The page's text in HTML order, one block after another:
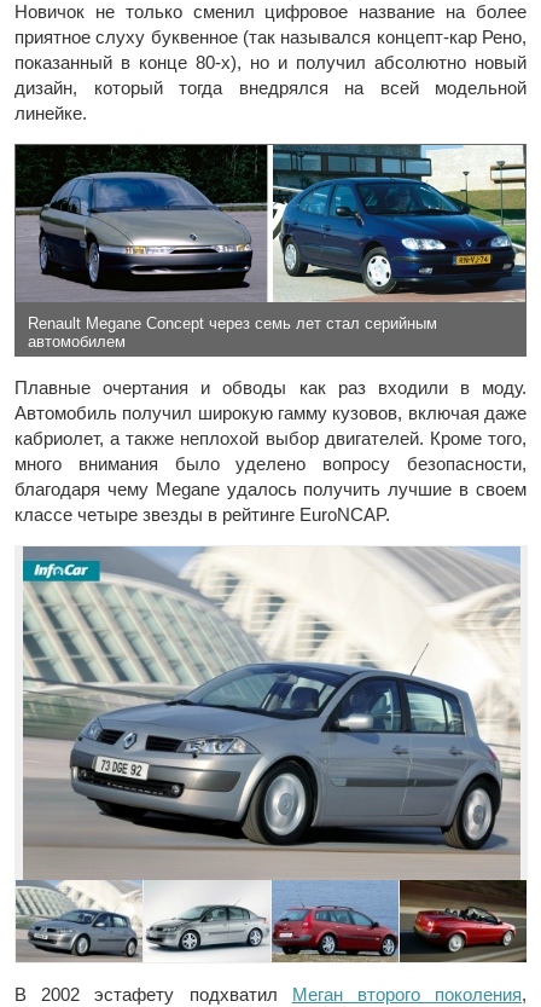
Новичок не только сменил цифровое название на более
приятное слуху буквенное (так назывался концепт-кар Рено,
показанный в конце 80-х), но и получил абсолютно новый
дизайн, который тогда внедрялся на всей модельной
линейке.
Renault Megane Concept через семь лет стал серийным
автомобилем
Плавные очертания и обводы как раз входили в моду.
Автомобиль получил широкую гамму кузовов, включая даже
кабриолет, а также неплохой выбор двигателей. Кроме того,
много внимания было уделено вопросу безопасности,
благодаря чему Megane удалось получить лучшие в своем
классе четыре звезды в рейтинге EuroNCAP.
В 2002 эстафету подхватил Меган второго поколения,